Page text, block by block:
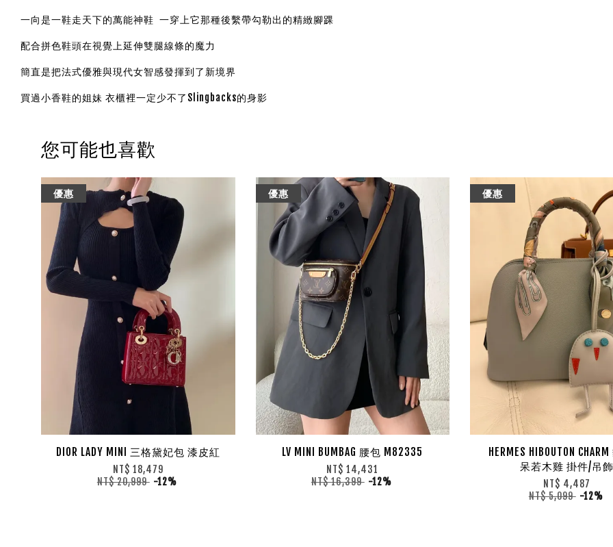
一向是一鞋走天下的萬能神鞋 一穿上它那種後繫帶勾勒出的精緻腳踝
配合拼色鞋頭在視覺上延伸雙腿線條的魔力
簡直是把法式優雅與現代女智感發揮到了新境界
買過小香鞋的姐妹 衣櫃裡一定少不了Slingbacks的身影
您可能也喜歡
優惠
DIOR LADY MINI 三格黛妃包 漆皮紅
NT$ 18,479
NT$ 20,999 -12%
優惠
LV MINI BUMBAG 腰包 M82335
NT$ 14,431
NT$ 16,399 -12%
優惠
HERMES HIBOUTON
呆若木雞 掛件/吊
NT$ 4,487
NT$ 5,099 -12%